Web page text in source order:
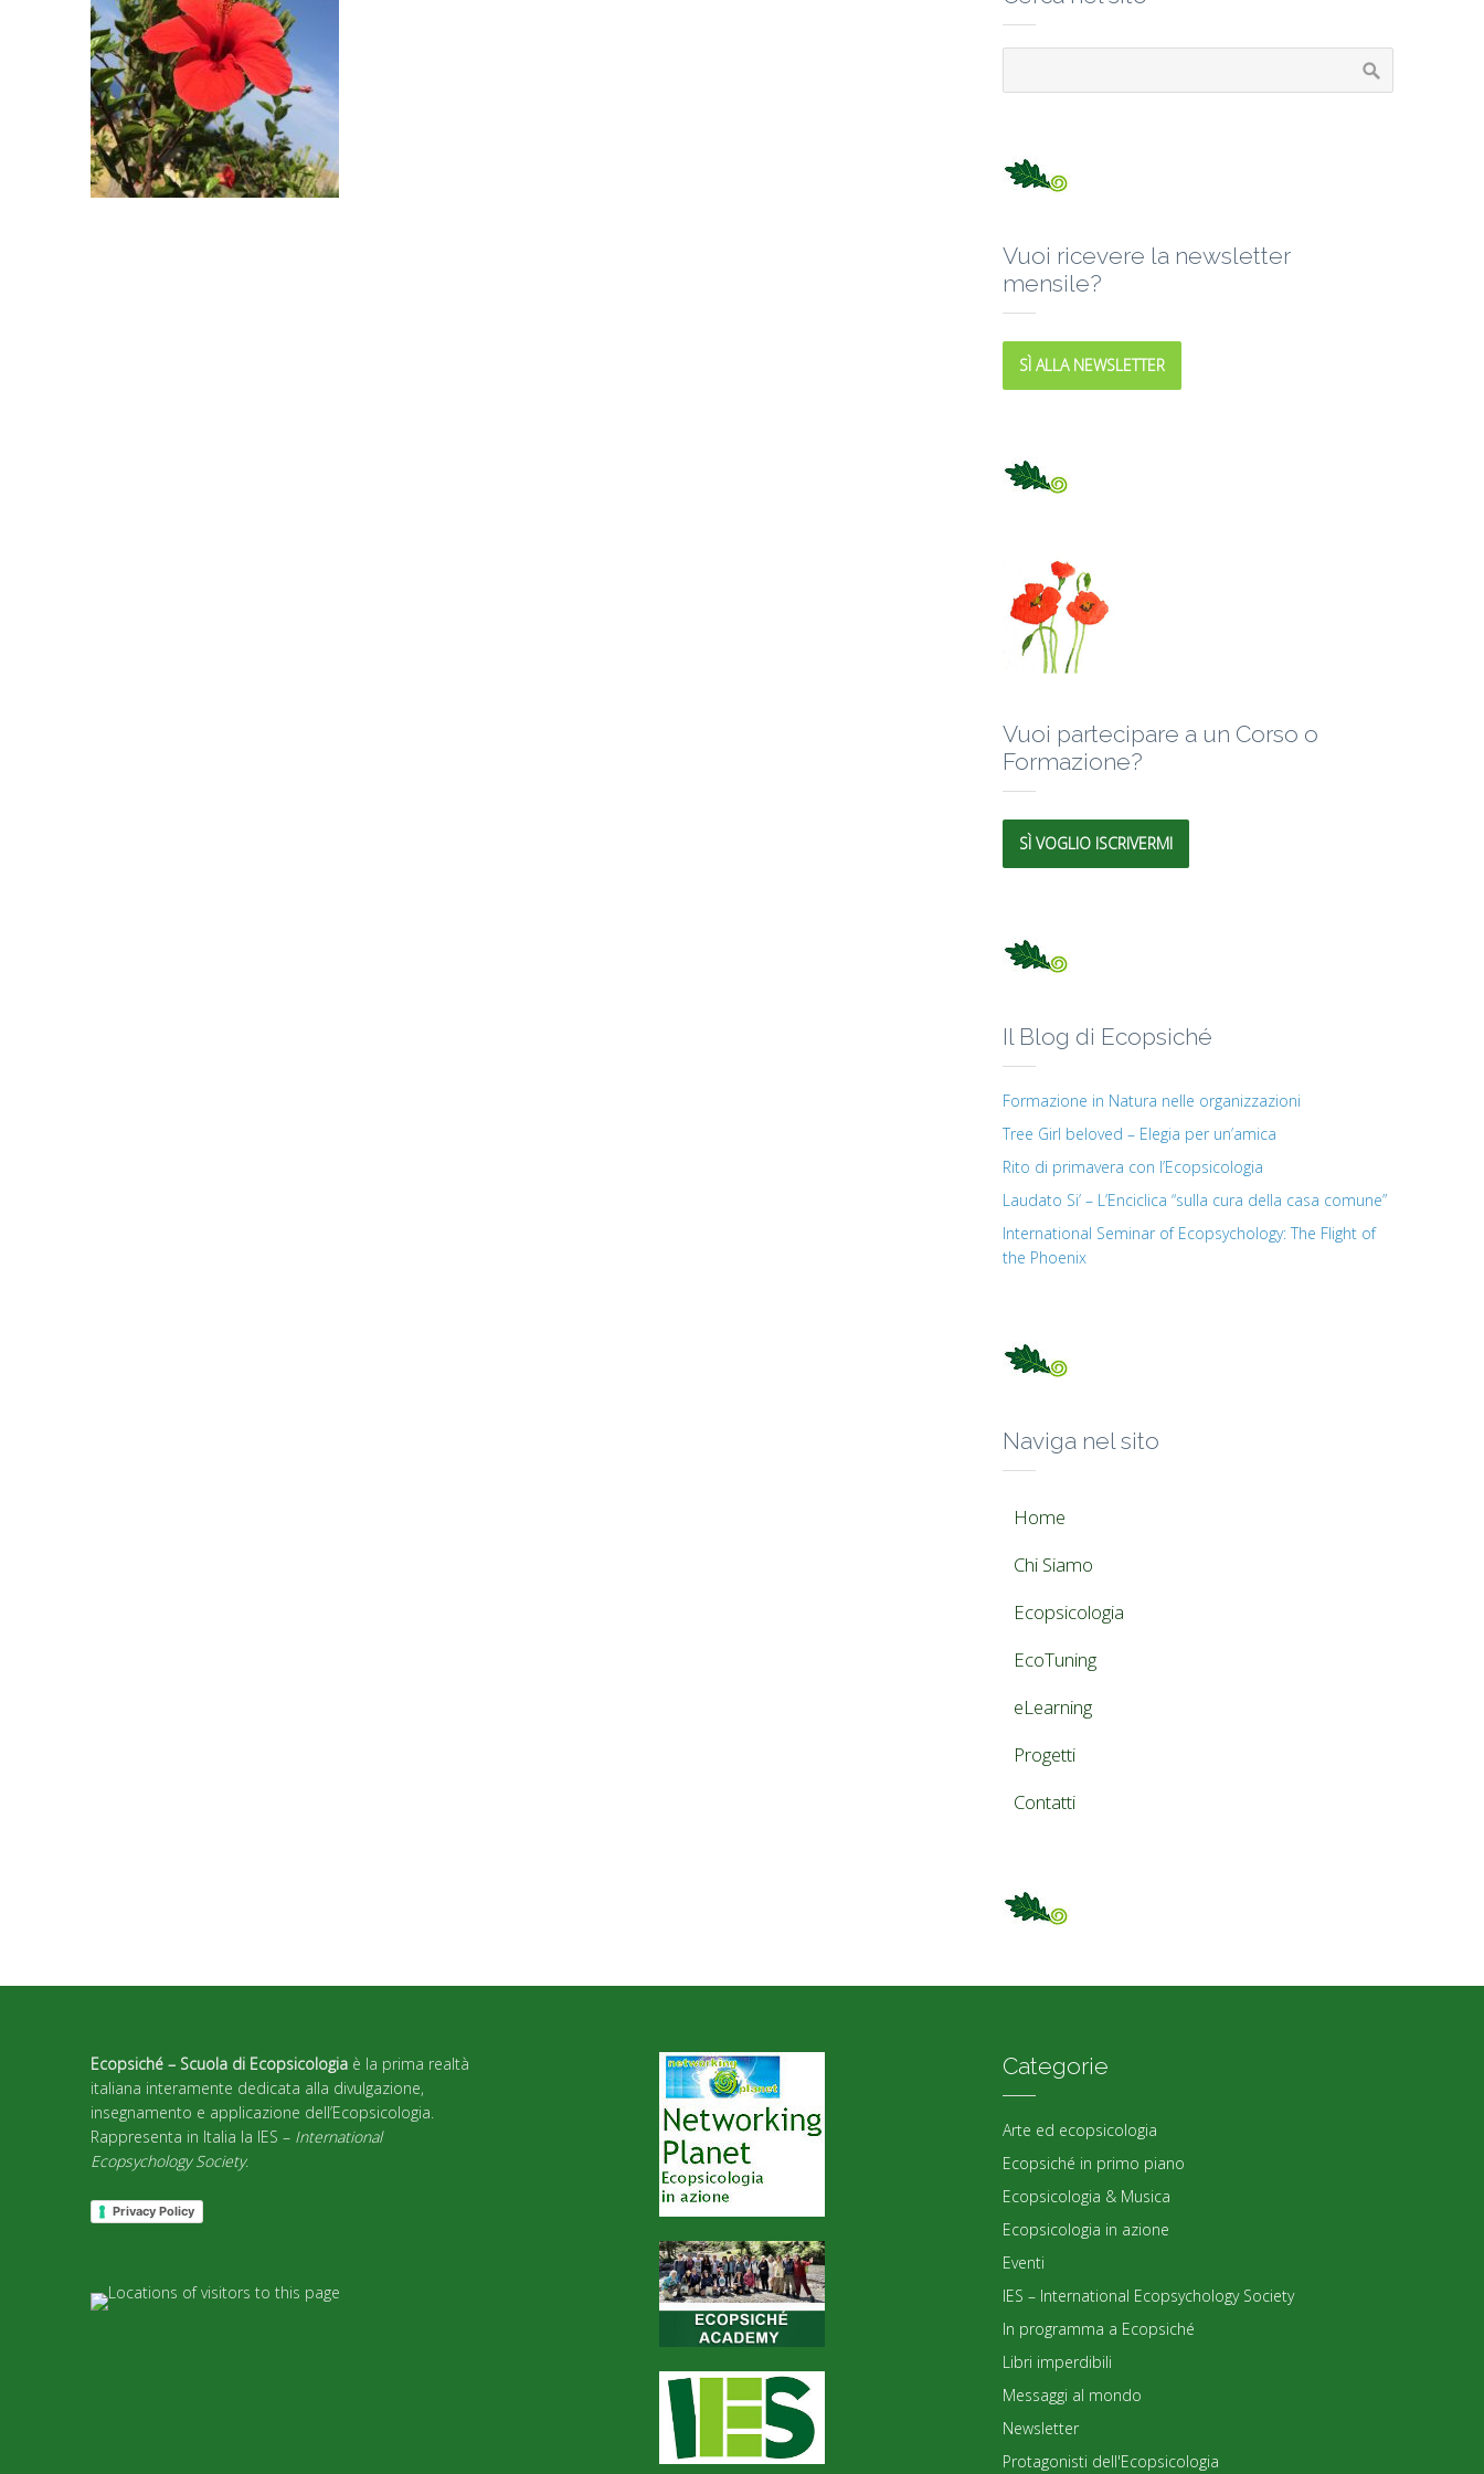
Vuoi ricevere la newsletter
mensile?
SÌ ALLA NEWSLETTER
Vuoi partecipare a un Corso o
Formazione?
SÌ VOGLIO ISCRIVERMI
Il Blog di Ecopsiché
Formazione in Natura nelle organizzazioni
Tree Girl beloved – Elegia per un’amica
Rito di primavera con l’Ecopsicologia
Laudato Si’ – L’Enciclica “sulla cura della casa comune”
International Seminar of Ecopsychology: The Flight of
the Phoenix
Naviga nel sito
Home
Chi Siamo
Ecopsicologia
EcoTuning
eLearning
Progetti
Contatti
Ecopsiché – Scuola di Ecopsicologia è la prima realtà
italiana interamente dedicata alla divulgazione,
insegnamento e applicazione dell’Ecopsicologia.
Rappresenta in Italia la IES – International
Ecopsychology Society.
Privacy Policy
Categorie
Arte ed ecopsicologia
Ecopsiché in primo piano
Ecopsicologia & Musica
Ecopsicologia in azione
Eventi
IES – International Ecopsychology Society
In programma a Ecopsiché
Libri imperdibili
Messaggi al mondo
Newsletter
Protagonisti dell'Ecopsicologia